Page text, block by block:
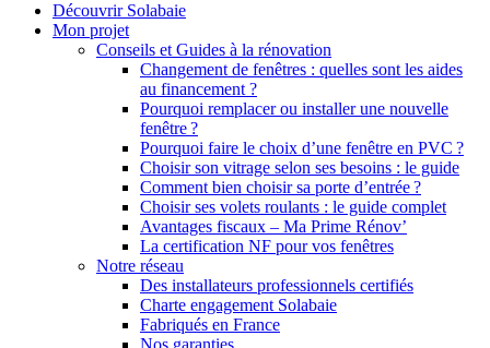
Découvrir Solabaie
Mon projet
Conseils et Guides à la rénovation
Changement de fenêtres : quelles sont les aides
au financement ?
Pourquoi remplacer ou installer une nouvelle
fenêtre ?
Pourquoi faire le choix d’une fenêtre en PVC ?
Choisir son vitrage selon ses besoins : le guide
Comment bien choisir sa porte d’entrée ?
Choisir ses volets roulants : le guide complet
Avantages fiscaux – Ma Prime Rénov’
La certification NF pour vos fenêtres
Notre réseau
Des installateurs professionnels certifiés
Charte engagement Solabaie
Fabriqués en France
Nos garanties